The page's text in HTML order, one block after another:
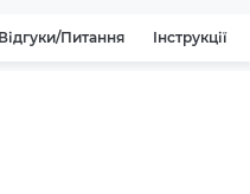
Відгуки/Питання Інструкції